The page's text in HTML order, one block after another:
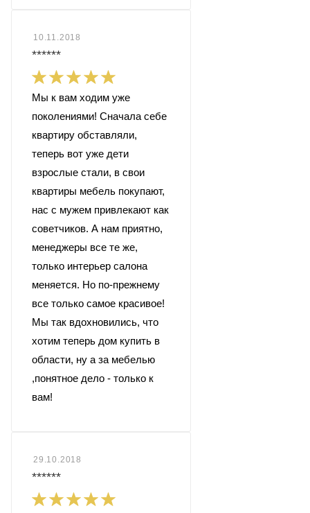
10.11.2018
******
Мы к вам ходим уже
поколениями! Сначала себе
квартиру обставляли,
теперь вот уже дети
взрослые стали, в свои
квартиры мебель покупают,
нас с мужем привлекают как
советчиков. А нам приятно,
менеджеры все те же,
только интерьер салона
меняется. Но по-прежнему
все только самое красивое!
Мы так вдохновились, что
хотим теперь дом купить в
области, ну а за мебелью
,понятное дело - только к
вам!
29.10.2018
******